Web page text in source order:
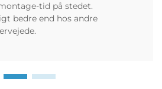
tid på stedet.
bedre end hos andre